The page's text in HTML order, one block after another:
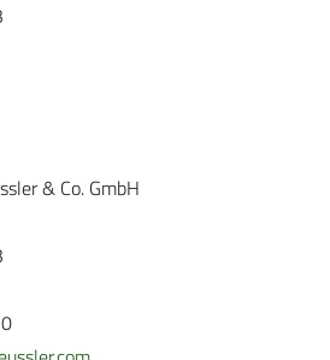
Kreussler & Co. GmbH